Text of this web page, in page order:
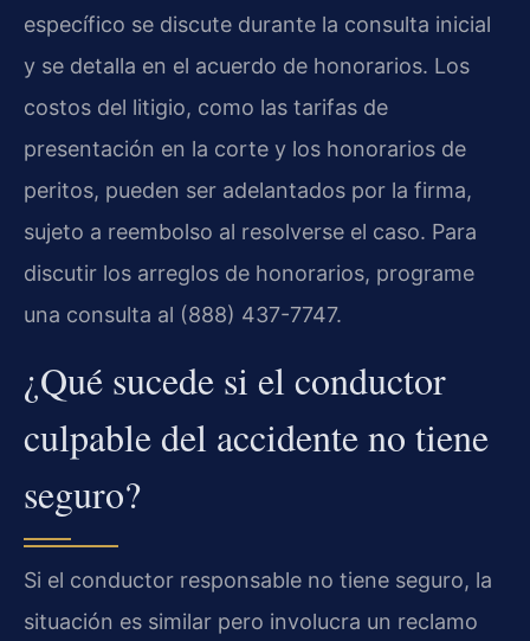
específico se discute durante la consulta inicial
y se detalla en el acuerdo de honorarios. Los
costos del litigio, como las tarifas de
presentación en la corte y los honorarios de
peritos, pueden ser adelantados por la firma,
sujeto a reembolso al resolverse el caso. Para
discutir los arreglos de honorarios, programe
una consulta al (888) 437-7747.
¿Qué sucede si el conductor
culpable del accidente no tiene
seguro?
Si el conductor responsable no tiene seguro, la
situación es similar pero involucra un reclamo